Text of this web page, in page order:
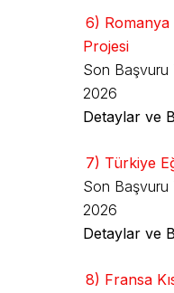
6) Romanya
Projesi
Son Başvuru
2026
Detaylar ve
7) Türkiye
Son Başvuru
2026
Detaylar ve
8) Fransa